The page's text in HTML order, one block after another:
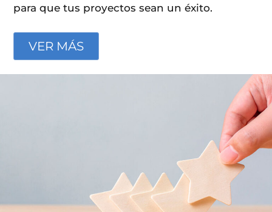
para que tus proyectos sean un éxito.
VER MÁS